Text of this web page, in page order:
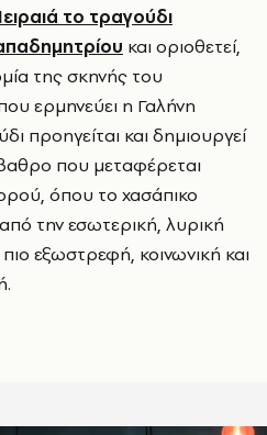
το τραγούδι
και οριοθετεί,
της σκηνής του
ερμηνεύει η Γαλήνη
προηγείται και δημιουργεί
που μεταφέρεται
όπου το χασάπικο
την εσωτερική, λυρική
εξωστρεφή, κοινωνική και